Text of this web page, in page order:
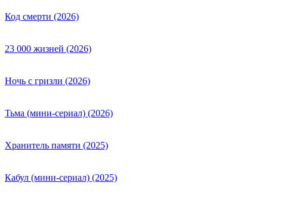
Код смерти (2026)
23 000 жизней (2026)
Ночь с гризли (2026)
Тьма (мини-сериал) (2026)
Хранитель памяти (2025)
Кабул (мини-сериал) (2025)